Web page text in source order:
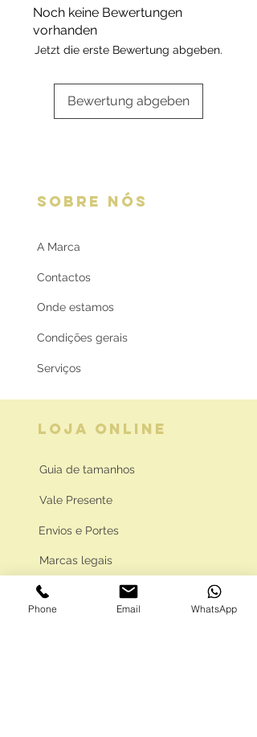
com certificado contendo a
respetiva informação.
oferta
Noch keine Bewertungen
vorhanden
Jetzt die erste Bewertung abgeben.
Bewertung abgeben
SOBRE NÓS
A Marca
Contactos
Onde estamos
Condições gerais
Serviços
LOJA ONLINE
Guia de tamanhos
Vale Presente
Envios e Portes
Marcas legais
Programa Fidelidade
Phone Email WhatsApp